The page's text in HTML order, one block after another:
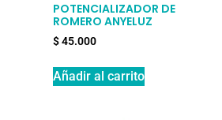
POTENCIALIZADOR DE
ROMERO ANYELUZ
$45.000
Añadir al carrito